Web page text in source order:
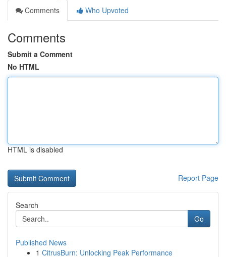
Comments
Who Upvoted
Comments
Submit a Comment
No HTML
HTML is disabled
Report Page
Search
Go
Published News
1 CitrusBurn: Unlocking Peak Performance